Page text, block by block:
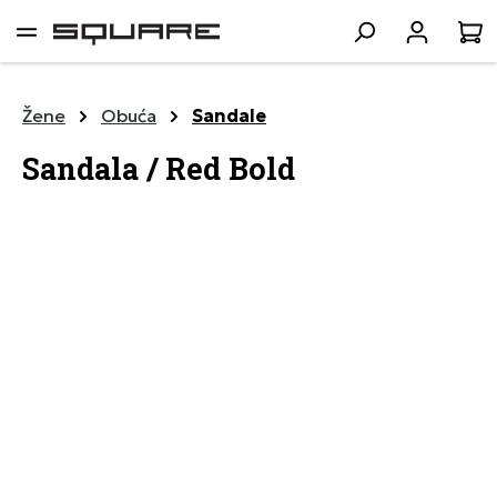
sadržaj
Žene Obuća Sandale
Sandala / Red Bold